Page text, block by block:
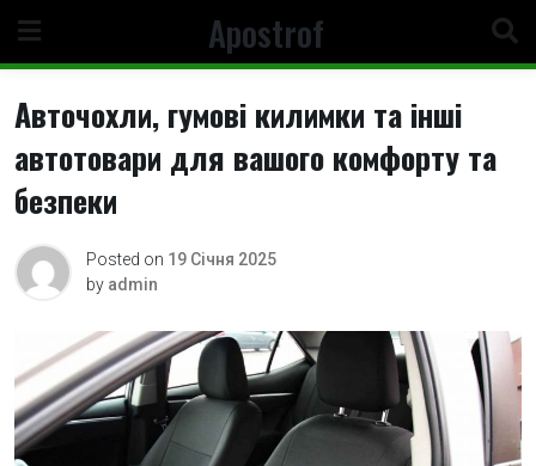
content
Apostrof
Авточохли, гумові килимки та інші
автотовари для вашого комфорту та
безпеки
Posted on 19 Січня 2025
by admin